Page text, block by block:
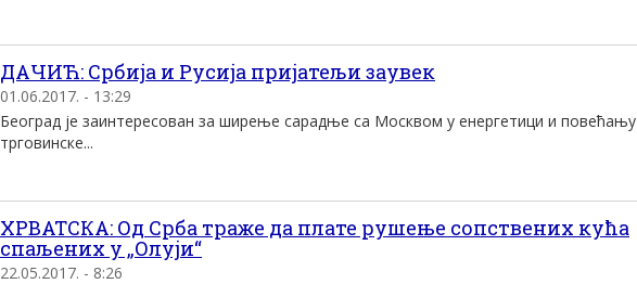
ДАЧИЋ: Србија и Русија пријатељи заувек
01.06.2017. - 13:29
Београд је заинтересован за ширење сарадње са Москвом у енергетици и повећању
трговинске...
ХРВАТСКА: Од Срба траже да плате рушење сопствених кућа
спаљених у „Олуји“
22.05.2017. - 8:26